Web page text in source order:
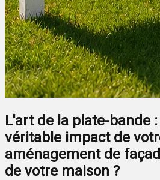
L'art de la plate-bande
véritable impact de
aménagement de
de votre maison ?